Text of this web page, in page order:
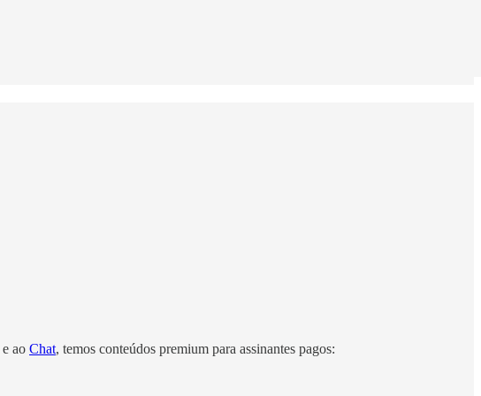
e ao Chat, temos conteúdos premium para assinantes pagos: